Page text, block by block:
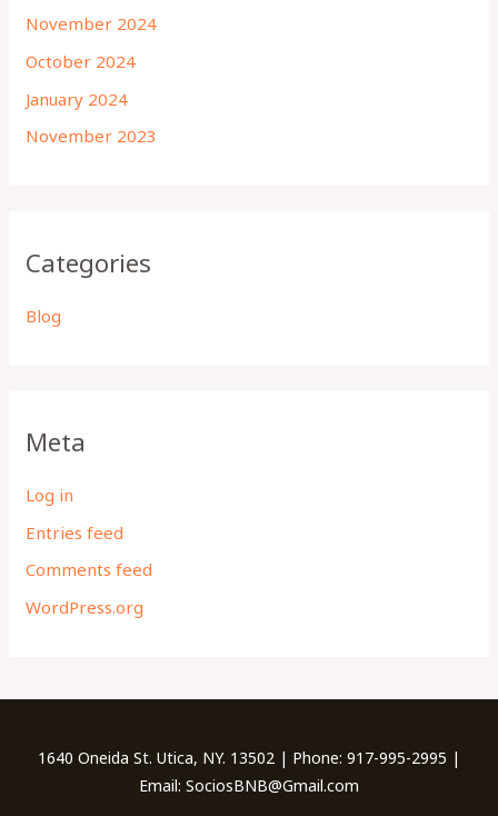
November 2024
October 2024
January 2024
November 2023
Categories
Blog
Meta
Log in
Entries feed
Comments feed
WordPress.org
1640 Oneida St. Utica, NY. 13502 | Phone: 917-995-2995 |
Email: SociosBNB@Gmail.com